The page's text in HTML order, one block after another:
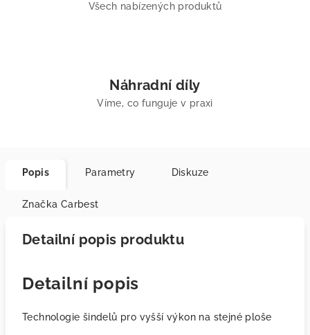
Všech nabízených produktů
Náhradní díly
Víme, co funguje v praxi
Popis Parametry Diskuze
Značka Carbest
Detailní popis produktu
Detailní popis
Technologie šindelů pro vyšší výkon na stejné ploše